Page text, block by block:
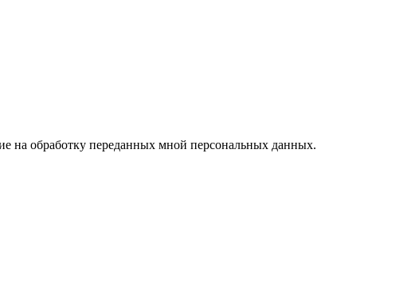
на обработку переданных мной персональных данных.